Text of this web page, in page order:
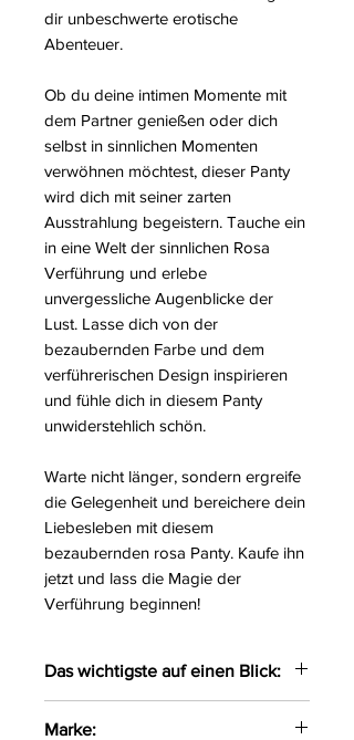
dir unbeschwerte erotische
Abenteuer.
Ob du deine intimen Momente mit
dem Partner genießen oder dich
selbst in sinnlichen Momenten
verwöhnen möchtest, dieser Panty
wird dich mit seiner zarten
Ausstrahlung begeistern. Tauche ein
in eine Welt der sinnlichen Rosa
Verführung und erlebe
unvergessliche Augenblicke der
Lust. Lasse dich von der
bezaubernden Farbe und dem
verführerischen Design inspirieren
und fühle dich in diesem Panty
unwiderstehlich schön.
Warte nicht länger, sondern ergreife
die Gelegenheit und bereichere dein
Liebesleben mit diesem
bezaubernden rosa Panty. Kaufe ihn
jetzt und lass die Magie der
Verführung beginnen!
Das wichtigste auf einen Blick:
Marke: